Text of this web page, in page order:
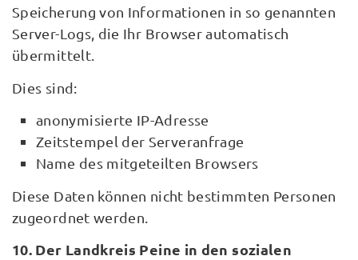
Speicherung von Informationen in so genannten
Server-Logs, die Ihr Browser automatisch
übermittelt.
Dies sind:
anonymisierte IP-Adresse
Zeitstempel der Serveranfrage
Name des mitgeteilten Browsers
Diese Daten können nicht bestimmten Personen
zugeordnet werden.
10. Der Landkreis Peine in den sozialen